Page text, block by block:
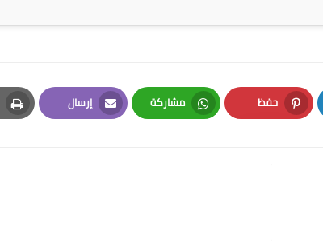
حفظ
Pinterest
مشاركة
Whatsapp
إرسال
Email